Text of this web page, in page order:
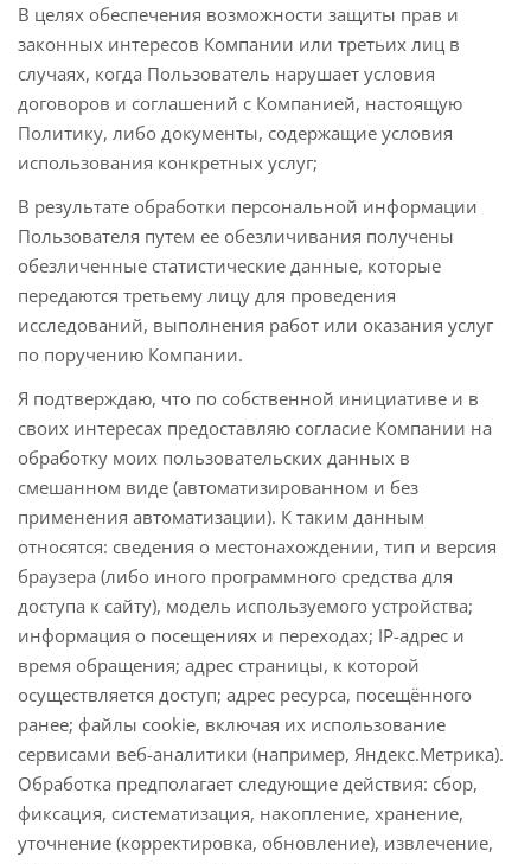
В целях обеспечения возможности защиты прав и
законных интересов Компании или третьих лиц в
случаях, когда Пользователь нарушает условия
договоров и соглашений с Компанией, настоящую
Политику, либо документы, содержащие условия
использования конкретных услуг;
В результате обработки персональной информации
Пользователя путем ее обезличивания получены
обезличенные статистические данные, которые
передаются третьему лицу для проведения
исследований, выполнения работ или оказания услуг
по поручению Компании.
Я подтверждаю, что по собственной инициативе и в
своих интересах предоставляю согласие Компании на
обработку моих пользовательских данных в
смешанном виде (автоматизированном и без
применения автоматизации). К таким данным
относятся: сведения о местонахождении, тип и версия
браузера (либо иного программного средства для
доступа к сайту), модель используемого устройства;
информация о посещениях и переходах; IP-адрес и
время обращения; адрес страницы, к которой
осуществляется доступ; адрес ресурса, посещённого
ранее; файлы cookie, включая их использование
сервисами веб-аналитики (например, Яндекс.Метрика).
Обработка предполагает следующие действия: сбор,
фиксация, систематизация, накопление, хранение,
уточнение (корректировка, обновление), извлечение,